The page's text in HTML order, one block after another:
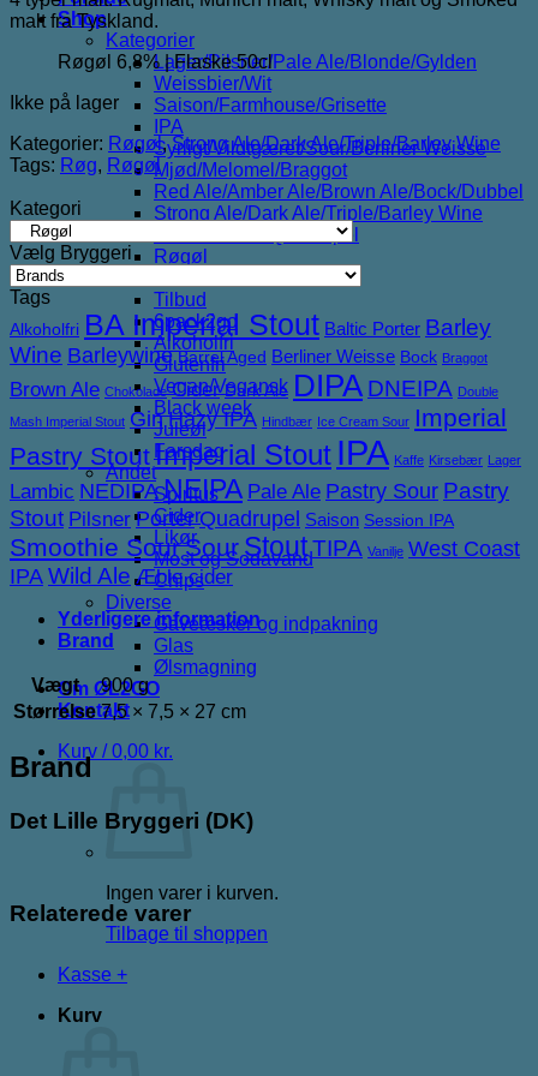
Shop
Kategorier
Lager/Pilsner/Pale Ale/Blonde/Gylden
Weissbier/Wit
Saison/Farmhouse/Grisette
IPA
Syrligt/Vildtgæret/Sour/Berliner Weisse
Mjød/Melomel/Braggot
Red Ale/Amber Ale/Brown Ale/Bock/Dubbel
Strong Ale/Dark Ale/Triple/Barley Wine
Porter/Stouts/Quadrupel
Røgøl
Tilbud
6pack2go
Alkoholfri
Glutenfri
Vegan/Vegansk
Black week
Juleøl
Farsdag
Andet
Spiritus
Cider
Likør
Most og Sodavand
Chips
Diverse
Gaveæsker og indpakning
Glas
Ølsmagning
Om ØL2GO
Kontakt
Kurv /0,00 kr.
Ingen varer i kurven.
Tilbage til shoppen
Kasse +
Kurv
malt fra Tyskland.
Røgøl 6,8% | Flaske 50cl
Ikke på lager
Kategorier: Røgøl,Strong Ale/Dark Ale/Triple/Barley Wine
Tags: Røg, Røgøl
Kategori
Vælg Bryggeri
Tags
Alkoholfri BA Imperial Stout Baltic Porter Barley
Wine Barleywine Barrel Aged Berliner Weisse Bock Braggot
Brown Ale Chokolade Cider Dark Ale DIPA DNEIPA Double
Mash Imperial Stout GinHazy IPA Hindbær Ice Cream Sour Imperial
Pastry StoutImperial Stout IPA Kaffe Kirsebær Lager
Lambic NEDIPANEIPA Pale Ale Pastry Sour Pastry
Stout Pilsner Porter Quadrupel Saison Session IPA
Smoothie SourSour StoutTIPA Vanilje West Coast
IPAWild Ale Æble cider
Yderligere information
Brand
Vægt
900 g
Størrelse 7,5 × 7,5 × 27 cm
Brand
Det Lille Bryggeri (DK)
Relaterede varer